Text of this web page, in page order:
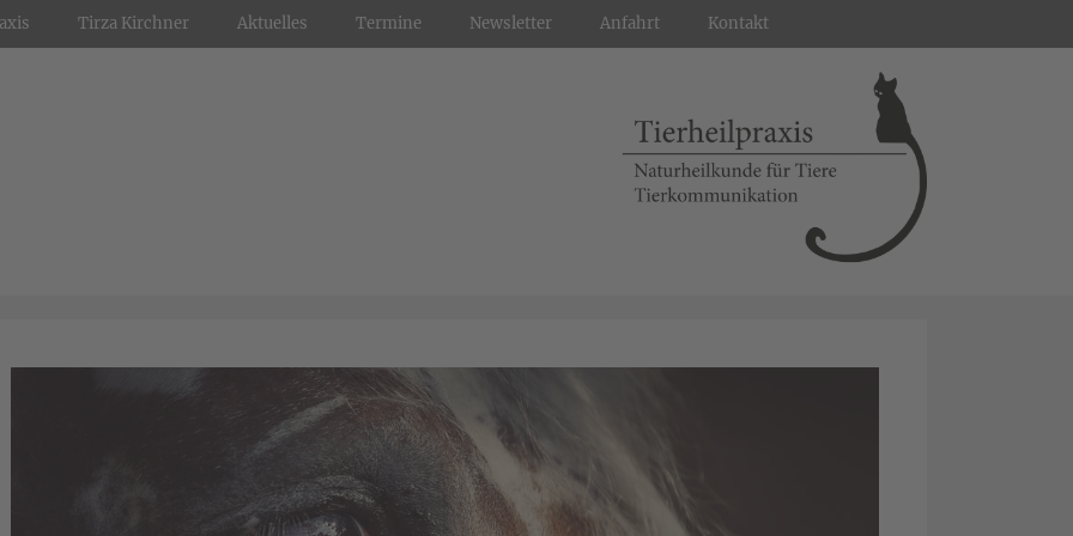
Tirza Kirchner Aktuelles Termine Newsletter Anfahrt Kontakt